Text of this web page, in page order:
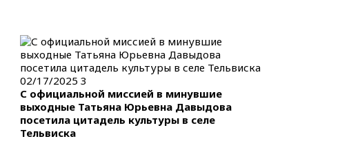
02/17/2025 3
С официальной миссией в минувшие
выходные Татьяна Юрьевна Давыдова
посетила цитадель культуры в селе
Тельвиска